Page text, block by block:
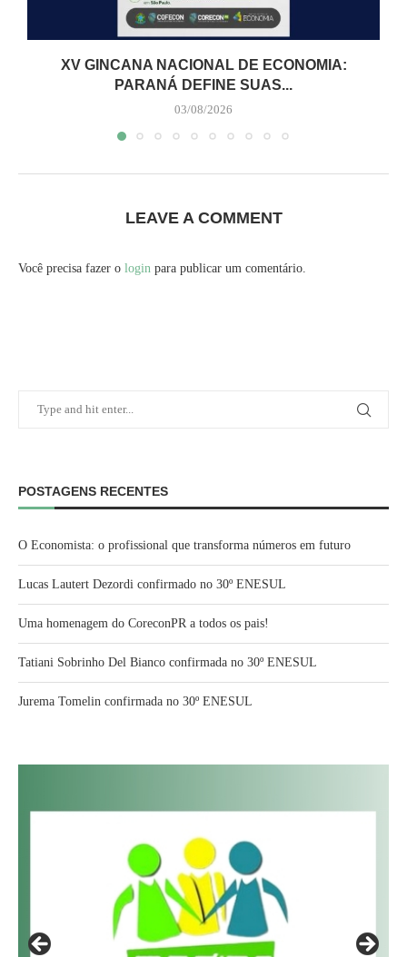
XV GINCANA NACIONAL DE ECONOMIA:
PARANÁ DEFINE SUAS...
03/08/2026
LEAVE A COMMENT
Você precisa fazer o login para publicar um comentário.
POSTAGENS RECENTES
O Economista: o profissional que transforma números em futuro
Lucas Lautert Dezordi confirmado no 30º ENESUL
Uma homenagem do CoreconPR a todos os pais!
Tatiani Sobrinho Del Bianco confirmada no 30º ENESUL
Jurema Tomelin confirmada no 30º ENESUL